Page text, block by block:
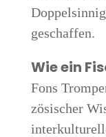
geschaffen.
Wie ein
Fons
zö­si­scher